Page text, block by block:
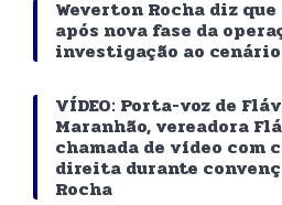
Weverton Rocha diz
após nova fase da
investigação ao
VÍDEO: Porta-voz de
Maranhão, vereadora
chamada de vídeo com
direita durante
Rocha